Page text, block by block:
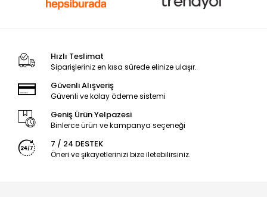
Hızlı Teslimat
Siparişleriniz en kısa sürede elinize ulaşır.
Güvenli Alışveriş
Güvenli ve kolay ödeme sistemi
Geniş Ürün Yelpazesi
Binlerce ürün ve kampanya seçeneği
7 / 24 DESTEK
Öneri ve şikayetlerinizi bize iletebilirsiniz.